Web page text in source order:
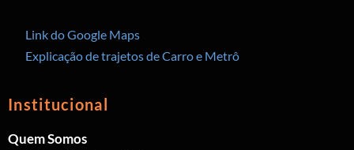
Link do Google Maps
Explicação de trajetos de Carro e Metrô
Institucional
Quem Somos